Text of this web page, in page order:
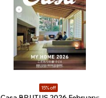
15% off